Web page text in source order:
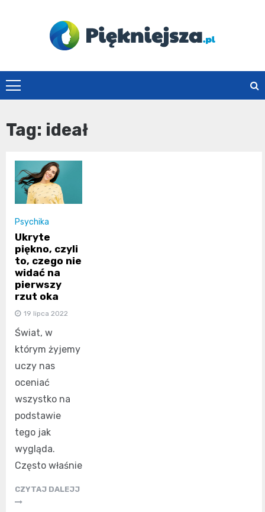
piekniejsza.pl
Tag: ideał
Psychika
Ukryte
piękno, czyli
to, czego nie
widać na
pierwszy
rzut oka
19 lipca 2022
Świat, w
którym żyjemy
uczy nas
oceniać
wszystko na
podstawie
tego jak
wygląda.
Często właśnie
CZYTAJ DALEJJ